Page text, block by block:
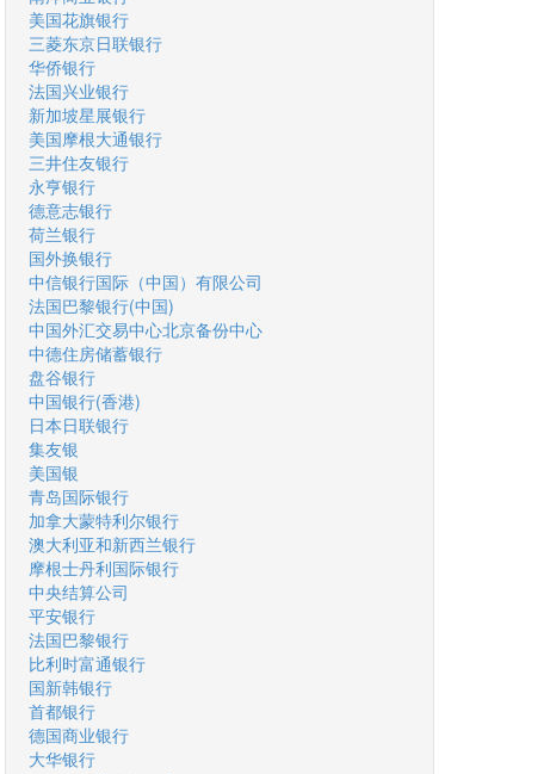
美国花旗银行
三菱东京日联银行
华侨银行
法国兴业银行
新加坡星展银行
美国摩根大通银行
三井住友银行
永亨银行
德意志银行
荷兰银行
国外换银行
中信银行国际（中国）有限公司
法国巴黎银行(中国)
中国外汇交易中心北京备份中心
中德住房储蓄银行
盘谷银行
中国银行(香港)
日本日联银行
集友银
美国银
青岛国际银行
加拿大蒙特利尔银行
澳大利亚和新西兰银行
摩根士丹利国际银行
中央结算公司
平安银行
法国巴黎银行
比利时富通银行
国新韩银行
首都银行
德国商业银行
大华银行